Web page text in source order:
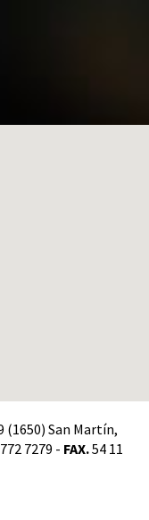
(1650) San Martín,
7279 - FAX.54 11